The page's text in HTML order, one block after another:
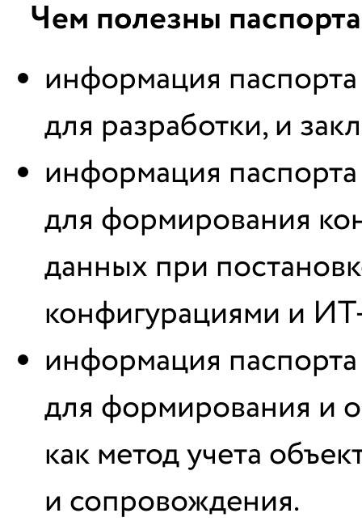
Чем полезны
информация
для разработки, и
информация
для формирования
данных при
конфигурациями и
информация
для формирования и
как метод учета
и сопровождения.